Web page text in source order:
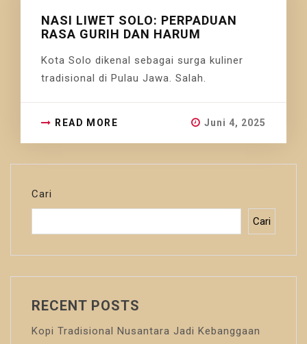
NASI LIWET SOLO: PERPADUAN
RASA GURIH DAN HARUM
Kota Solo dikenal sebagai surga kuliner
tradisional di Pulau Jawa. Salah.
READ MORE Juni 4, 2025
Cari
Cari
RECENT POSTS
Kopi Tradisional Nusantara Jadi Kebanggaan